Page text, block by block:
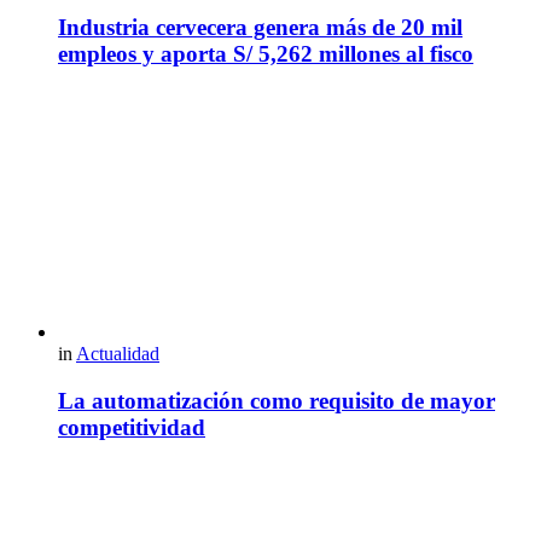
Industria cervecera genera más de 20 mil
empleos y aporta S/ 5,262 millones al fisco
in Actualidad
La automatización como requisito de mayor
competitividad